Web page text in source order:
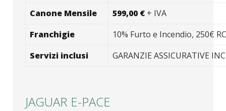
Canone Mensile
599,00 € + IVA
Franchigie
10% Furto e Incendio, 250€
Servizi inclusi
GARANZIE ASSICURATIVE
JAGUAR E-PACE